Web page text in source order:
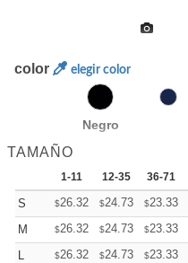
color elegir color
Negro
TAMAÑO
1-11 12-35 36-71
S $26.32 $24.73 $23.33
M
$26.32 $24.73 $23.33
L
$26.32 $24.73 $23.33